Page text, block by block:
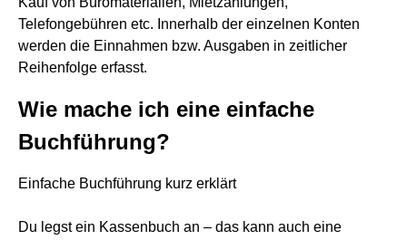
Telefongebühren etc. Innerhalb der einzelnen Konten
werden die Einnahmen bzw. Ausgaben in zeitlicher
Reihenfolge erfasst.
Wie mache ich eine einfache
Buchführung?
Einfache Buchführung kurz erklärt
Du legst ein Kassenbuch an – das kann auch eine